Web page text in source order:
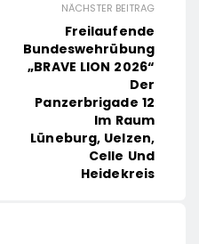
NÄCHSTER BEITRAG
Freilaufende
Bundeswehrübung
„BRAVE LION 2026“
Der
Panzerbrigade 12
Im Raum
Lüneburg, Uelzen,
Celle Und
Heidekreis